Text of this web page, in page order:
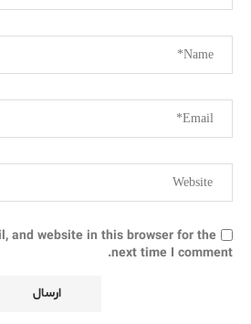
and website in this browser for the
next time I comment.